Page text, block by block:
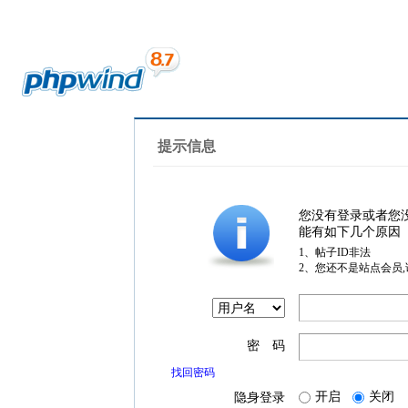
提示信息
您没有登录或者您
能有如下几个原因
1、帖子ID非法
2、您还不是站点会员
密 码
找回密码
隐身登录 开启 关闭